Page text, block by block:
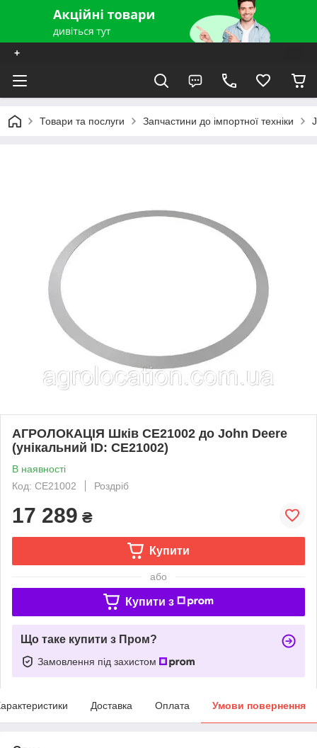
+
Товари та послуги Запчастини до імпортної техніки
АГРОЛОКАЦІЯ Шків CE21002 до John Deere
(унікальний ID: CE21002)
В наявності
Код: CE21002
Роздріб
17 289 ₴
Купити
або
Купити з
Що таке купити з Пром?
Замовлення під захистом
Доставка Оплата Умови повернення